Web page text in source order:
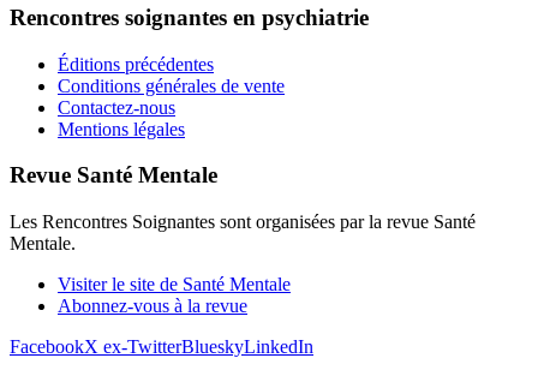
Rencontres soignantes en psychiatrie
Éditions précédentes
Conditions générales de vente
Contactez-nous
Mentions légales
Revue Santé Mentale
Les Rencontres Soignantes sont organisées par la revue Santé
Mentale.
Visiter le site de Santé Mentale
Abonnez-vous à la revue
FacebookX ex-TwitterBlueskyLinkedIn